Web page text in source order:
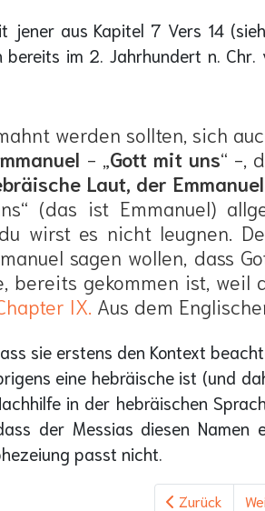
jener aus Kapitel 7 Vers 14
im 2. Jahrhundert n.
werden sollten, sich
- „Gott mit uns“ -,
Laut, der
(das ist Emmanuel)
wirst es nicht leugnen.
sagen wollen, dass
bereits gekommen ist,
IX. Aus dem
sie erstens den Kontext
eine hebräische ist (und
in der hebräischen
der Messias diesen
passt nicht.
Zurück